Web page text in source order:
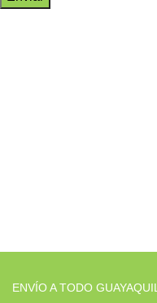
ENVÍO A TODO GUAYAQUIL